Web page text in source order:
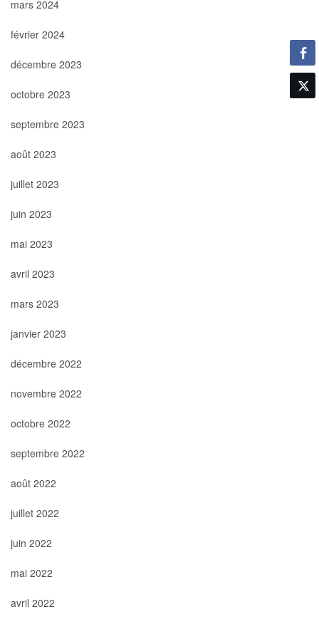
mars 2024
février 2024
décembre 2023
octobre 2023
septembre 2023
août 2023
juillet 2023
juin 2023
mai 2023
avril 2023
mars 2023
janvier 2023
décembre 2022
novembre 2022
octobre 2022
septembre 2022
août 2022
juillet 2022
juin 2022
mai 2022
avril 2022